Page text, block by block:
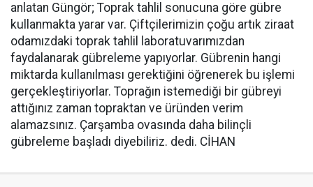
anlatan Güngör; Toprak tahlil sonucuna göre gübre
kullanmakta yarar var. Çiftçilerimizin çoğu artık ziraat
odamızdaki toprak tahlil laboratuvarımızdan
faydalanarak gübreleme yapıyorlar. Gübrenin hangi
miktarda kullanılması gerektiğini öğrenerek bu işlemi
gerçekleştiriyorlar. Toprağın istemediği bir gübreyi
attığınız zaman topraktan ve üründen verim
alamazsınız. Çarşamba ovasında daha bilinçli
gübreleme başladı diyebiliriz. dedi. CİHAN